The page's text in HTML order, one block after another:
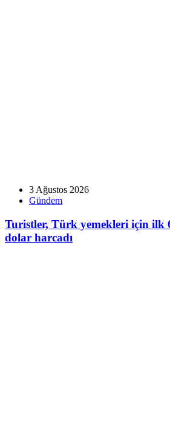
3 Ağustos 2026
Gündem
Turistler, Türk yemekleri için ilk
dolar harcadı